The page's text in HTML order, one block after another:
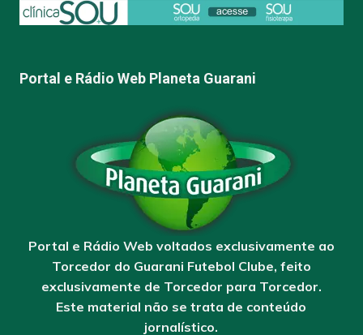
Portal e Rádio Web Planeta Guarani
Portal e Rádio Web voltados exclusivamente ao
Torcedor do Guarani Futebol Clube, feito
exclusivamente de Torcedor para Torcedor.
Este material não se trata de conteúdo
jornalístico.